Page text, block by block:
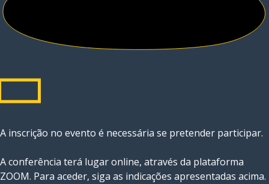
A inscrição no evento é necessária se pretender participar.
A conferência terá lugar online, através da plataforma
ZOOM. Para aceder, siga as indicações apresentadas acima.